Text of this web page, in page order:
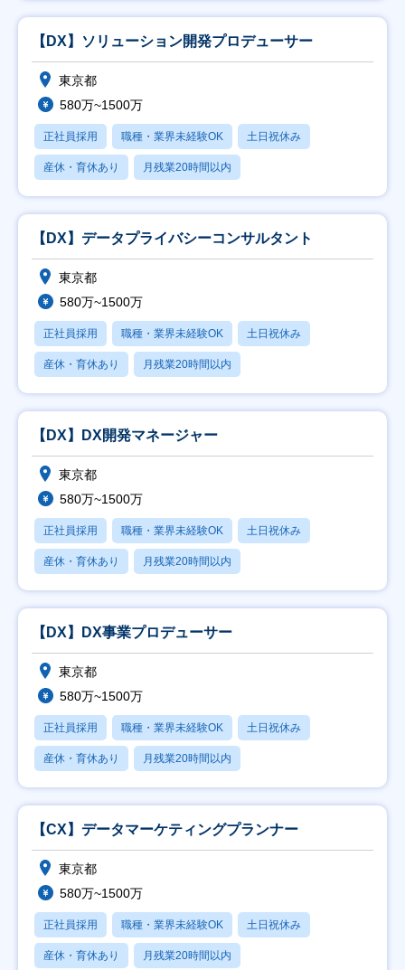
【DX】ソリューション開発プロデューサー
東京都
580万~1500万
正社員採用 職種・業界未経験OK 土日祝休み
産休・育休あり 月残業20時間以内
【DX】データプライバシーコンサルタント
東京都
580万~1500万
正社員採用 職種・業界未経験OK 土日祝休み
産休・育休あり 月残業20時間以内
【DX】DX開発マネージャー
東京都
580万~1500万
正社員採用 職種・業界未経験OK 土日祝休み
産休・育休あり 月残業20時間以内
【DX】DX事業プロデューサー
東京都
580万~1500万
正社員採用 職種・業界未経験OK 土日祝休み
産休・育休あり 月残業20時間以内
【CX】データマーケティングプランナー
東京都
580万~1500万
正社員採用 職種・業界未経験OK 土日祝休み
産休・育休あり 月残業20時間以内